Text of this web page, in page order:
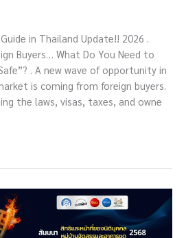
in Thailand Update!! 2026 .
Buyers… What Do You Need to
. A new wave of opportunity in
is coming from foreign buyers.
the laws, visas, taxes, and owne